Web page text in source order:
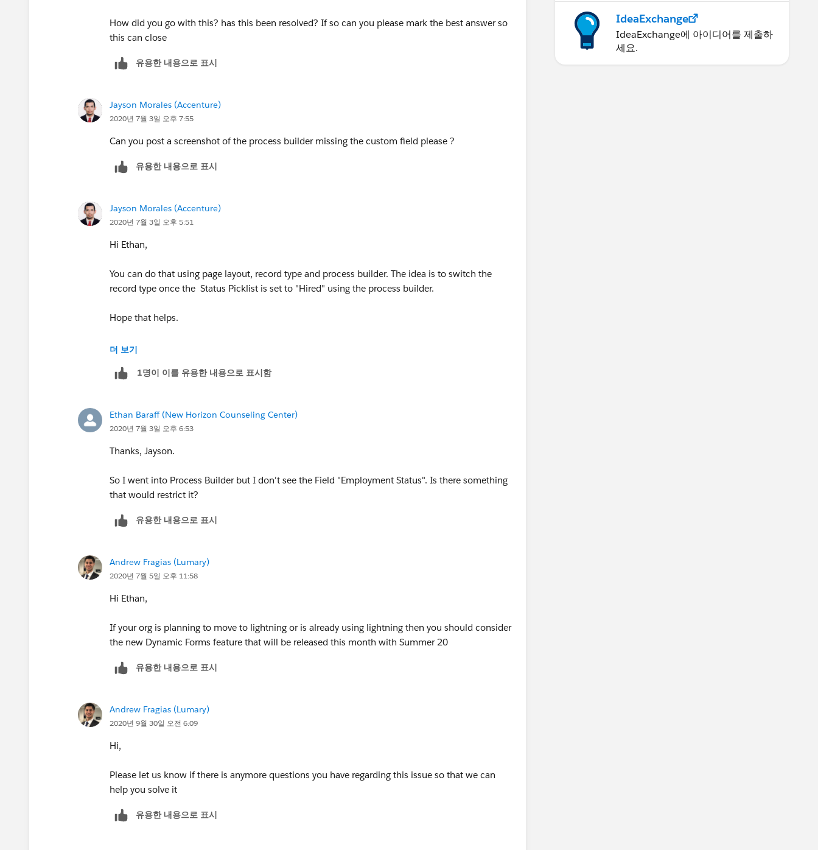
How did you go with this? has this been resolved? If so can you please mark the best answer so
this can close
유용한 내용으로 표시
Jayson Morales (Accenture)
2020년 7월 3일 오후 7:55
Can you post a screenshot of the process builder missing the custom field please ?
유용한 내용으로 표시
Jayson Morales (Accenture)
2020년 7월 3일 오후 5:51
Hi Ethan,
You can do that using page layout, record type and process builder. The idea is to switch the
record type once the Status Picklist is set to "Hired" using the process builder.
Hope that helps.
Regards,
Jayson
더 보기
1명이 이를 유용한 내용으로 표시함
Ethan Baraff (New Horizon Counseling Center)
2020년 7월 3일 오후 6:53
Thanks, Jayson.
So I went into Process Builder but I don't see the Field "Employment Status". Is there something
that would restrict it?
유용한 내용으로 표시
Andrew Fragias (Lumary)
2020년 7월 5일 오후 11:58
Hi Ethan,
If your org is planning to move to lightning or is already using lightning then you should consider
the new Dynamic Forms feature that will be released this month with Summer 20
유용한 내용으로 표시
Andrew Fragias (Lumary)
2020년 9월 30일 오전 6:09
Hi,
Please let us know if there is anymore questions you have regarding this issue so that we can
help you solve it
유용한 내용으로 표시
IdeaExchange
IdeaExchange에 아이디어를 제출하
세요.